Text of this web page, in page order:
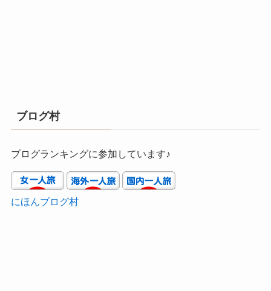
ブログ村
ブログランキングに参加しています♪
にほんブログ村